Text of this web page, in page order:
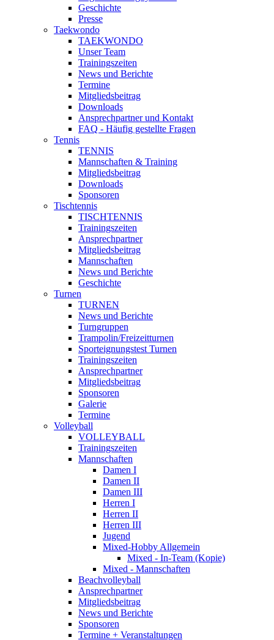
Geschichte
Presse
Taekwondo
TAEKWONDO
Unser Team
Trainingszeiten
News und Berichte
Termine
Mitgliedsbeitrag
Downloads
Ansprechpartner und Kontakt
FAQ - Häufig gestellte Fragen
Tennis
TENNIS
Mannschaften & Training
Mitgliedsbeitrag
Downloads
Sponsoren
Tischtennis
TISCHTENNIS
Trainingszeiten
Ansprechpartner
Mitgliedsbeitrag
Mannschaften
News und Berichte
Geschichte
Turnen
TURNEN
News und Berichte
Turngruppen
Trampolin/Freizeitturnen
Sporteignungstest Turnen
Trainingszeiten
Ansprechpartner
Mitgliedsbeitrag
Sponsoren
Galerie
Termine
Volleyball
VOLLEYBALL
Trainingszeiten
Mannschaften
Damen I
Damen II
Damen III
Herren I
Herren II
Herren III
Jugend
Mixed-Hobby Allgemein
Mixed - In-Team (Kopie)
Mixed - Mannschaften
Beachvolleyball
Ansprechpartner
Mitgliedsbeitrag
News und Berichte
Sponsoren
Termine + Veranstaltungen